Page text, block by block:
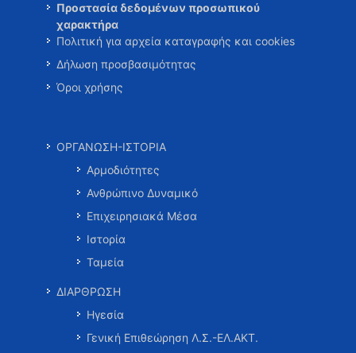
Προστασία δεδομένων προσωπικού
χαρακτήρα
Πολιτική για αρχεία καταγραφής και cookies
Δήλωση προσβασιμότητας
Όροι χρήσης
ΟΡΓΑΝΩΣΗ-ΙΣΤΟΡΙΑ
Αρμοδιότητες
Ανθρώπινο Δυναμικό
Επιχειρησιακά Μέσα
Ιστορία
Ταμεία
ΔΙΑΡΘΡΩΣΗ
Ηγεσία
Γενική Επιθεώρηση Λ.Σ.-ΕΛ.ΑΚΤ.